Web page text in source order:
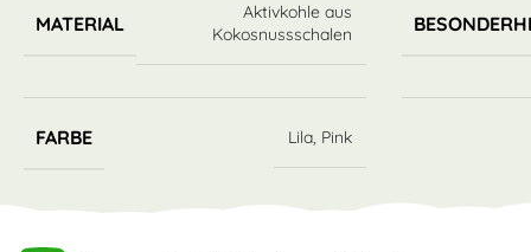
MATERIAL
Aktivkohle aus
Kokosnussschalen
FARBE Lila, Pink